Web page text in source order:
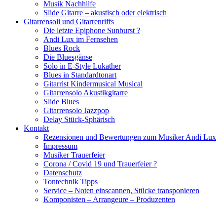
Musik Nachhilfe
Slide Gitarre – akustisch oder elektrisch
Gitarrensoli und Gitarrenriffs
Die letzte Epiphone Sunburst ?
Andi Lux im Fernsehen
Blues Rock
Die Bluesgänse
Solo in E-Style Lukather
Blues in Standardtonart
Gitarrist Kindermusical Musical
Gitarrensolo Akustikgitarre
Slide Blues
Gitarrensolo Jazzpop
Delay Stück-Sphärisch
Kontakt
Rezensionen und Bewertungen zum Musiker Andi Lux
Impressum
Musiker Trauerfeier
Corona / Covid 19 und Trauerfeier ?
Datenschutz
Tontechnik Tipps
Service – Noten einscannen, Stücke transponieren
Komponisten – Arrangeure – Produzenten